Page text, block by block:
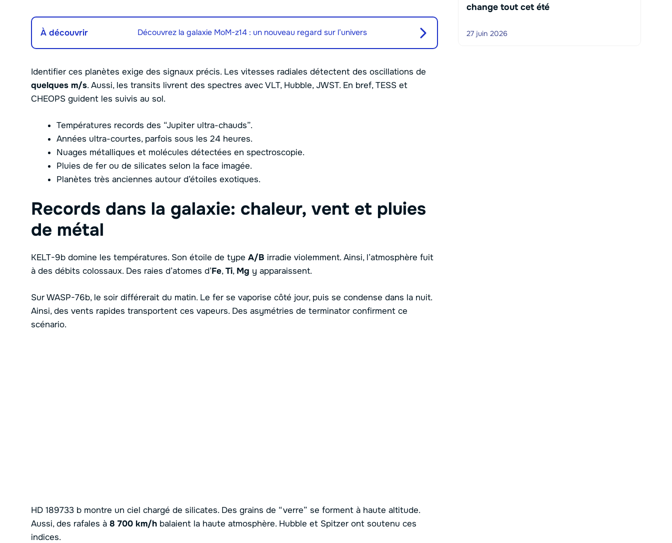
À découvrir Découvrez la galaxie MoM-z14 : un nouveau regard sur l’univers
Identifier ces planètes exige des signaux précis. Les vitesses radiales détectent des oscillations de
quelques m/s. Aussi, les transits livrent des spectres avec VLT, Hubble, JWST. En bref, TESS et
CHEOPS guident les suivis au sol.
Températures records des “Jupiter ultra-chauds”.
Années ultra-courtes, parfois sous les 24 heures.
Nuages métalliques et molécules détectées en spectroscopie.
Pluies de fer ou de silicates selon la face imagée.
Planètes très anciennes autour d’étoiles exotiques.
Records dans la galaxie: chaleur, vent et pluies
de métal
KELT-9b domine les températures. Son étoile de type A/B irradie violemment. Ainsi, l’atmosphère fuit
à des débits colossaux. Des raies d’atomes d’Fe,Ti, Mg y apparaissent.
Sur WASP-76b, le soir différerait du matin. Le fer se vaporise côté jour, puis se condense dans la nuit.
Ainsi, des vents rapides transportent ces vapeurs. Des asymétries de terminator confirment ce
scénario.
HD 189733 b montre un ciel chargé de silicates. Des grains de “verre” se forment à haute altitude.
Aussi, des rafales à 8 700 km/h balaient la haute atmosphère. Hubble et Spitzer ont soutenu ces
indices.
change tout cet été
27 juin 2026